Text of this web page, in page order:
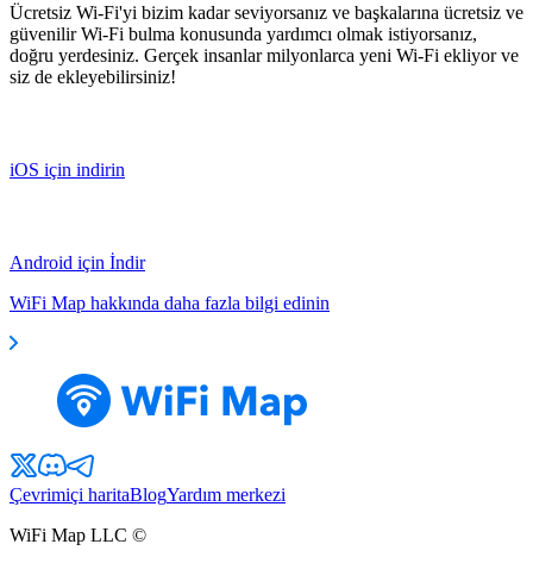
Ücretsiz Wi-Fi'yi bizim kadar seviyorsanız ve başkalarına ücretsiz ve
güvenilir Wi-Fi bulma konusunda yardımcı olmak istiyorsanız,
doğru yerdesiniz. Gerçek insanlar milyonlarca yeni Wi-Fi ekliyor ve
siz de ekleyebilirsiniz!
iOS için indirin
Android için İndir
WiFi Map hakkında daha fazla bilgi edinin
Çevrimiçi haritaBlogYardım merkezi
WiFi Map LLC ©